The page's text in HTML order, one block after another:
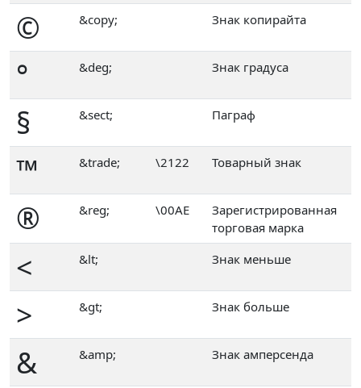
© &copy; Знак копирайта
° &deg; Знак градуса
§ &sect; Паграф
™ &trade; \2122 Товарный знак
® &reg; \00AE
Зарегистрированная
торговая марка
< &lt; Знак меньше
> &gt; Знак больше
& &amp; Знак амперсенда